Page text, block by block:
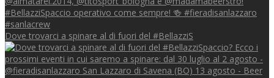
Dove trovarci a spinare al di fuori del #BellazziS